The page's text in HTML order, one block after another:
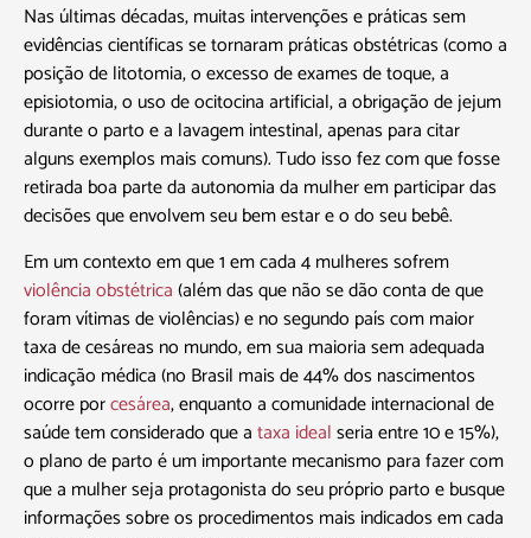
Nas últimas décadas, muitas intervenções e práticas sem
evidências científicas se tornaram práticas obstétricas (como a
posição de litotomia, o excesso de exames de toque, a
episiotomia, o uso de ocitocina artificial, a obrigação de jejum
durante o parto e a lavagem intestinal, apenas para citar
alguns exemplos mais comuns). Tudo isso fez com que fosse
retirada boa parte da autonomia da mulher em participar das
decisões que envolvem seu bem estar e o do seu bebê.
Em um contexto em que 1 em cada 4 mulheres sofrem
violência obstétrica(além das que não se dão conta de que
foram vítimas de violências) e no segundo país com maior
taxa de cesáreas no mundo, em sua maioria sem adequada
indicação médica (no Brasil mais de 44% dos nascimentos
ocorre porcesárea, enquanto a comunidade internacional de
saúde tem considerado que ataxa idealseria entre 10 e 15%),
o plano de parto é um importante mecanismo para fazer com
que a mulher seja protagonista do seu próprio parto e busque
informações sobre os procedimentos mais indicados em cada